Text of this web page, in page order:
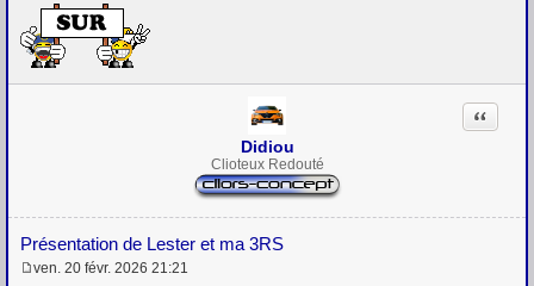
e
s
s
a
Didiou
Clioteux Redouté
Présentation de Lester et ma 3RS
Citation
ven. 20 févr. 2026 21:21